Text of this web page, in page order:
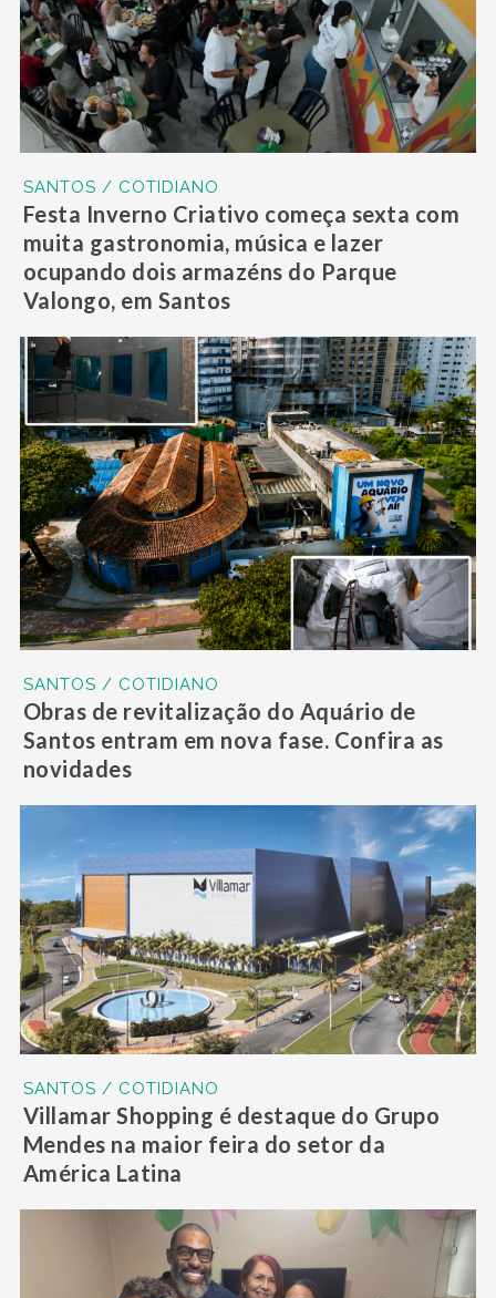
SANTOS / COTIDIANO
Festa Inverno Criativo começa sexta com
muita gastronomia, música e lazer
ocupando dois armazéns do Parque
Valongo, em Santos
SANTOS / COTIDIANO
Obras de revitalização do Aquário de
Santos entram em nova fase. Confira as
novidades
SANTOS / COTIDIANO
Villamar Shopping é destaque do Grupo
Mendes na maior feira do setor da
América Latina